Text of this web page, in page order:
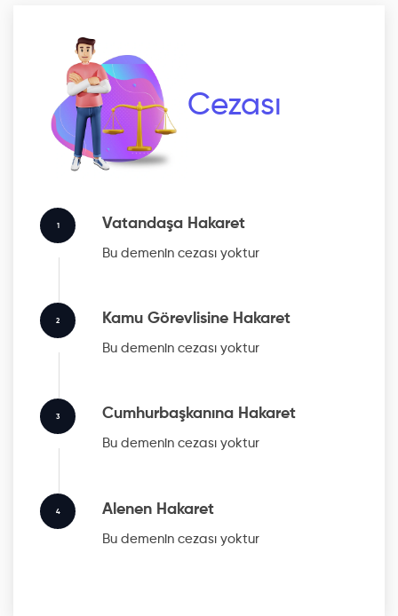
Cezası
1 Vatandaşa Hakaret
Bu demenin cezası yoktur
2 Kamu Görevlisine Hakaret
Bu demenin cezası yoktur
3 Cumhurbaşkanına Hakaret
Bu demenin cezası yoktur
4 Alenen Hakaret
Bu demenin cezası yoktur